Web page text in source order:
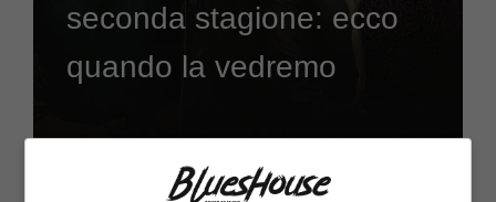
seconda stagione: ecco
quando la vedremo